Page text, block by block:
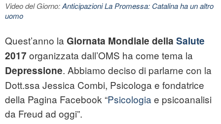
Video del Giorno:Anticipazioni La Promessa: Catalina ha un altro
uomo
Quest’anno la Giornata Mondiale della Salute
2017 organizzata dall’OMS ha come tema la
Depressione. Abbiamo deciso di parlarne con la
Dott.ssa Jessica Combi, Psicologa e fondatrice
della Pagina Facebook “Psicologia e psicoanalisi
da Freud ad oggi”.